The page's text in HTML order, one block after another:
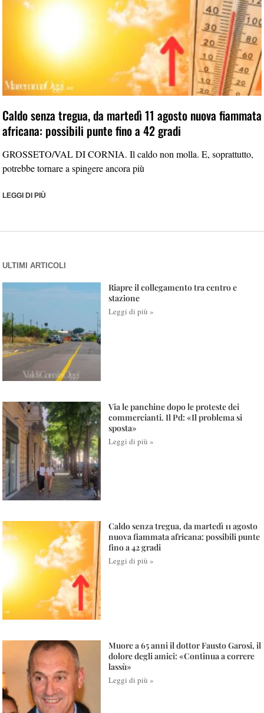
Caldo senza tregua, da martedì 11 agosto nuova fiammata
africana: possibili punte fino a 42 gradi
GROSSETO/VAL DI CORNIA. Il caldo non molla. E, soprattutto,
potrebbe tornare a spingere ancora più
LEGGI DI PIÙ
ULTIMI ARTICOLI
Riapre il collegamento tra centro e
stazione
Leggi di più »
Via le panchine dopo le proteste dei
commercianti. Il Pd: «Il problema si
sposta»
Leggi di più »
Caldo senza tregua, da martedì 11 agosto
nuova fiammata africana: possibili punte
fino a 42 gradi
Leggi di più »
Muore a 65 anni il dottor Fausto Garosi, il
dolore degli amici: «Continua a correre
lassù»
Leggi di più »